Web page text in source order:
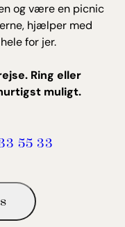
og være en picnic
hjælper med
for jer.
Ring eller
muligt.
55 33